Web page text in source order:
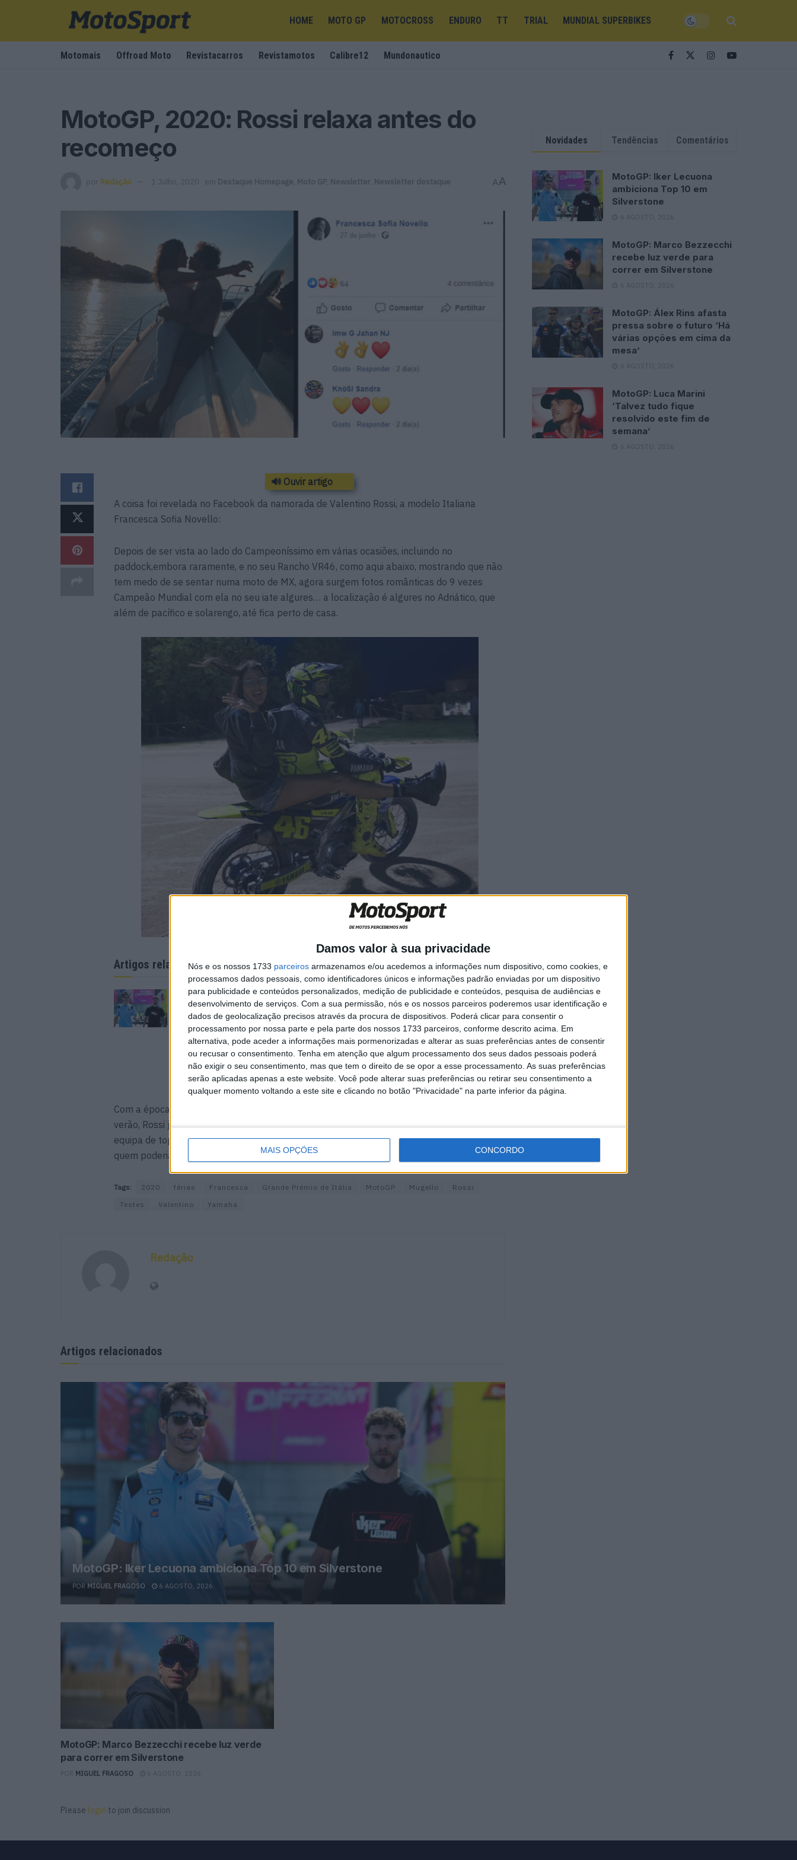
Damos valor à sua privacidade
Nós e os nossos 1733 parceiros armazenamos e/ou acedemos a informações num dispositivo, como cookies, e
processamos dados pessoais, como identificadores únicos e informações padrão enviadas por um dispositivo
para publicidade e conteúdos personalizados, medição de publicidade e conteúdos, pesquisa de audiências e
desenvolvimento de serviços. Com a sua permissão, nós e os nossos parceiros poderemos usar identificação e
dados de geolocalização precisos através da procura de dispositivos. Poderá clicar para consentir o
processamento por nossa parte e pela parte dos nossos 1733 parceiros, conforme descrito acima. Em
alternativa, pode aceder a informações mais pormenorizadas e alterar as suas preferências antes de consentir
ou recusar o consentimento. Tenha em atenção que algum processamento dos seus dados pessoais poderá
não exigir o seu consentimento, mas que tem o direito de se opor a esse processamento. As suas preferências
serão aplicadas apenas a este website. Você pode alterar suas preferências ou retirar seu consentimento a
qualquer momento voltando a este site e clicando no botão "Privacidade" na parte inferior da página.
MAIS OPÇÕES CONCORDO
HOME MOTO GP MOTOCROSS ENDURO TT TRIAL MUNDIAL SUPERBIKES
Motomais Offroad Moto Revistacarros Revistamotos Calibre12 Mundonautico
MotoGP, 2020: Rossi relaxa antes do
recomeço
por Redação 1 Julho, 2020 em Destaque Homepage Moto GP Newsletter Newsletter destaque AA
🔊 Ouvir artigo
A coisa foi revelada no Facebook da namorada de Valentino Rossi, a modelo Italiana
Francesca Sofia Novello:
Depois de ser vista ao lado do Campeoníssimo em várias ocasiões, incluindo no
paddock,embora raramente, e no seu Rancho VR46, como aqui abaixo, mostrando que não
tem medo de se sentar numa moto de MX, agora surgem fotos românticas do 9 vezes
Campeão Mundial com ela no seu iate algures… a localização é algures no Adriático, que
além de pacífico e solarengo, até fica perto de casa.
Artigos relacionados
MotoGP: Iker Lecuona
ambiciona Top 10 em
Silverstone
6 AGOSTO, 2026
MotoGP: Marco Bezzecchi
recebe luz verde para correr
em Silverstone
6 AGOSTO, 2026
Com a época prestes a começar, e as corridas a serem comprimidas ao longo do resto do
verão, Rossi já poucas oportunidades terá para mais férias… e como a Yamaha é uma
equipa de topo, sem concessões, nem tem direito a treinar com a sua moto… Por isso,
quem poderia culpá-lo por tirar uns dias?
Tags: 2020 férias Francesca Grande Prémio de Itália MotoGP Mugello
Rossi
Testes
Valentino Yamaha
Redação
Artigos relacionados
MotoGP: Iker Lecuona ambiciona Top 10 em Silverstone
POR MIGUEL FRAGOSO 6 AGOSTO, 2026
MotoGP: Marco Bezzecchi recebe luz verde
para correr em Silverstone
MIGUEL FRAGOSO 6 AGOSTO, 2026
Please login to join discussion
Novidades Tendências Comentários
MotoGP: Iker Lecuona
ambiciona Top 10 em
Silverstone
6 AGOSTO, 2026
MotoGP: Marco Bezzecchi
recebe luz verde para
correr em Silverstone
6 AGOSTO, 2026
MotoGP: Álex Rins afasta
pressa sobre o futuro ‘Há
várias opções em cima da
mesa’
6 AGOSTO, 2026
MotoGP: Luca Marini
‘Talvez tudo fique
resolvido este fim de
semana’
6 AGOSTO, 2026